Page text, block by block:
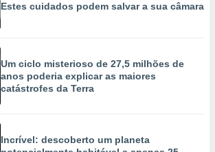
Estes cuidados podem salvar a sua câmara
Um ciclo misterioso de 27,5 milhões de
anos poderia explicar as maiores
catástrofes da Terra
Incrível: descoberto um planeta